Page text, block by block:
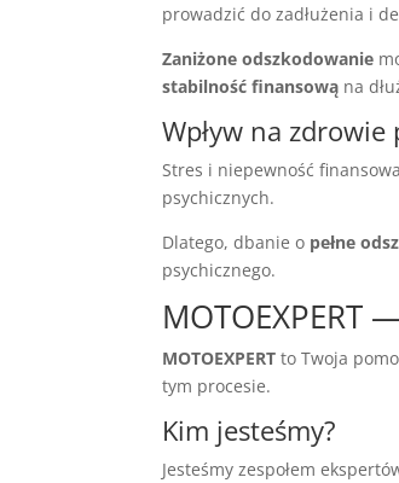
prowadzić do zadłużenia i
Zaniżone odszkodowanie
stabilność finansową na
Wpływ na zdrowie
Stres i niepewność
psychicznych.
Dlatego, dbanie o pełne
psychicznego.
MOTOEXPERT to Twoja
tym procesie.
Kim jesteśmy?
Jesteśmy zespołem